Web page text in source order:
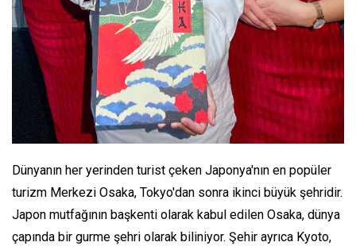
Dünyanın her yerinden turist çeken Japonya'nın en popüler
turizm Merkezi Osaka, Tokyo'dan sonra ikinci büyük şehridir.
Japon mutfağının başkenti olarak kabul edilen Osaka, dünya
çapında bir gurme şehri olarak biliniyor. Şehir ayrıca Kyoto,